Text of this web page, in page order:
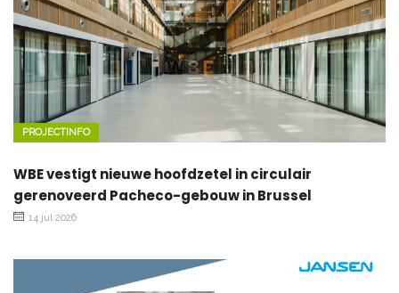
PROJECTINFO
WBE vestigt nieuwe hoofdzetel in circulair
gerenoveerd Pacheco-gebouw in Brussel
14 jul 2026